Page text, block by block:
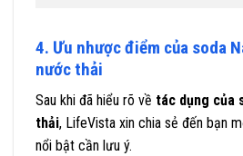
4. Ưu nhược điểm của soda
nước thải
Sau khi đã hiểu rõ về tác dụng của
thải, LifeVista xin chia sẻ đến bạn
nổi bật cần lưu ý.